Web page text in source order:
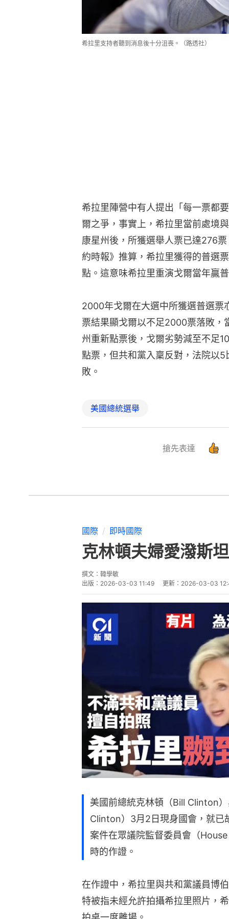
希拉里支持者聽到消息後十分沮喪。（路透社）
希拉里陣營中有人提出「每一票都
爾之爭，事實上，希拉里當前處境
康星州後，所獲選舉人票已達276
約時報》推算，希拉里獲得的普選
點。這意味希拉里重演戈爾當年贏
2000年戈爾在大選中所獲選普選票
票結果顯戈爾以不足2000票落敗，
州重新點票後，戈爾劣勢減至不足
點票，但共和黨入稟反對，法院以
敗。
美國總統選舉
搶先表達
國際 即時國際
克林頓夫婦愛潑斯
撰文： 韓學敏
出版： 2026-03-03 11:49 更新： 2026-03-03
美國前總統克林頓（Bill Clinton
Clinton）3月2日現身國會，就
案件在眾議院監督委員會（
時的作證。
在作證中，希拉里與共和黨議員博
特被指未經允許拍攝希拉里照片，